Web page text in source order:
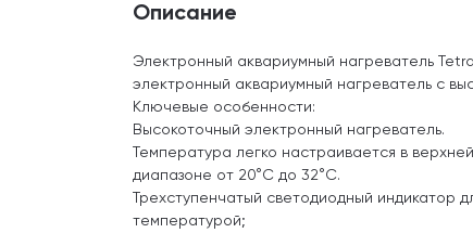
Описание
Электронный аквариумный нагреватель
электронный аквариумный нагреватель с
Ключевые особенности:
Высокоточный электронный нагреватель.
Температура легко настраивается в
диапазоне от 20°C до 32°C.
Трехступенчатый светодиодный индикатор
температурой;